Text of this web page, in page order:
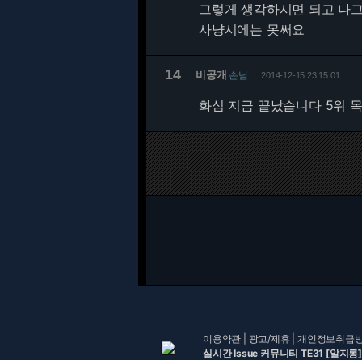
그렇게 생각하시면 되고 나
사냥시에는 못써요
14 비공개 손님 2014-12-15 23:15:01
화심 지금 끝났습니다 5위
이용약관 광고/제휴 |개인정보취급
실시간 Issue 커뮤니티 TE31 [알지